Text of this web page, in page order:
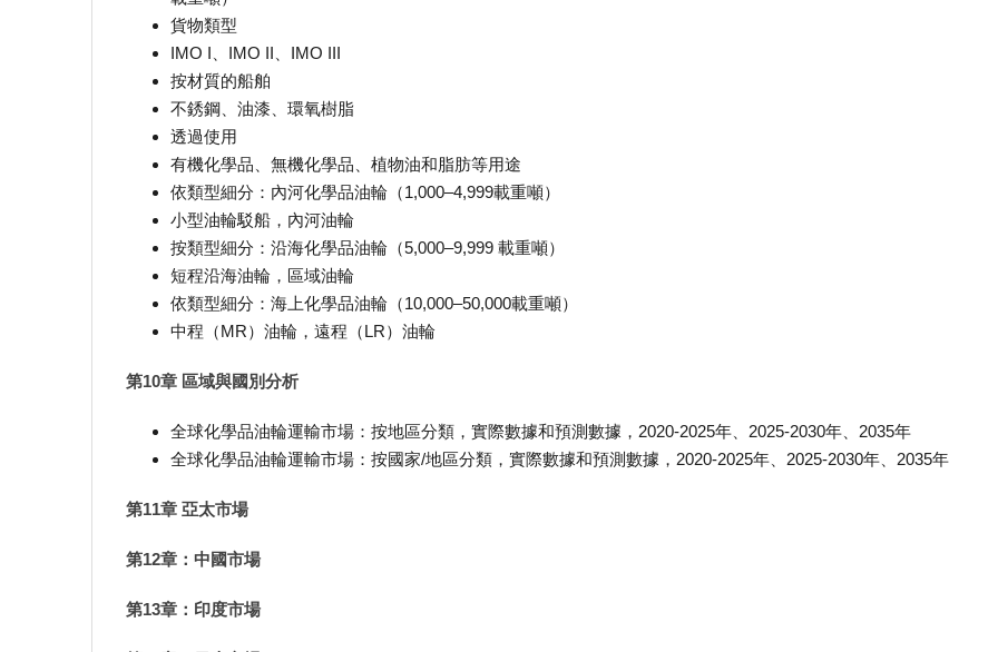
貨物類型
IMO I、I​​MO II、IMO III
按材質的船舶
不銹鋼、油漆、環氧樹脂
透過使用
有機化學品、無機化學品、植物油和脂肪等用途
依類型細分：內河化學品油輪（1,000–4,999載重噸）
小型油輪駁船，內河油輪
按類型細分：沿海化學品油輪（5,000–9,999 載重噸）
短程沿海油輪，區域油輪
依類型細分：海上化學品油輪（10,000–50,000載重噸）
中程（MR）油輪，遠程（LR）油輪
第10章 區域與國別分析
全球化學品油輪運輸市場：按地區分類，實際數據和預測數據，2020-2025年、2025-2030年、2035年
全球化學品油輪運輸市場：按國家/地區分類，實際數據和預測數據，2020-2025年、2025-2030年、2035年
第11章 亞太市場
第12章：中國市場
第13章：印度市場